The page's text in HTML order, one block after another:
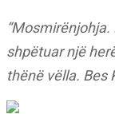
shpëtuar një
thënë vëlla. Bes